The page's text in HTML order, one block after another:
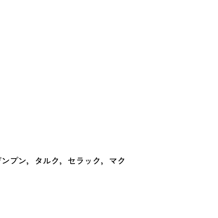
プン，タルク，セラック，マク